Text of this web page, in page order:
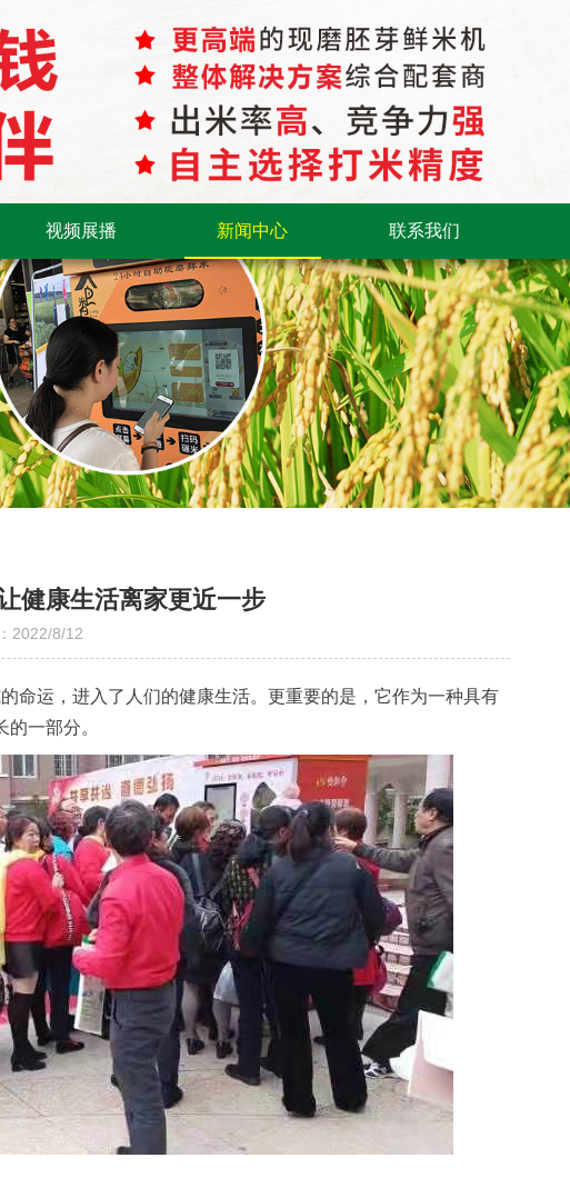
视频展播 新闻中心 联系我们
健康生活离家更近一步
2022/8/12
命运，进入了人们的健康生活。更重要的是，它作为一种具有
一部分。